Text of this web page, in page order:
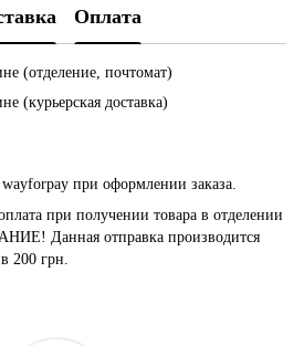
Оплата
(отделение, почтомат)
(курьерская доставка)
при оформлении заказа.
при получении товара в отделении
Данная отправка производится
200 грн.